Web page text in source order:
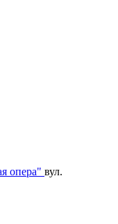
опера" вул.